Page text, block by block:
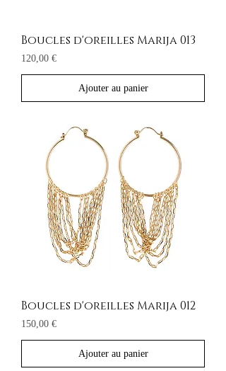
Boucles d'oreilles Marija 013
Prix
120,00 €
Ajouter au panier
Boucles d'oreilles Marija 012
Prix
150,00 €
Ajouter au panier